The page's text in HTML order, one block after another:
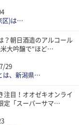
区)は…
？朝日酒造のアルコール
大吟醸で“ほど…
29
は、新潟県…
注目！オオゼキオンライ
定「スーパーサマ…